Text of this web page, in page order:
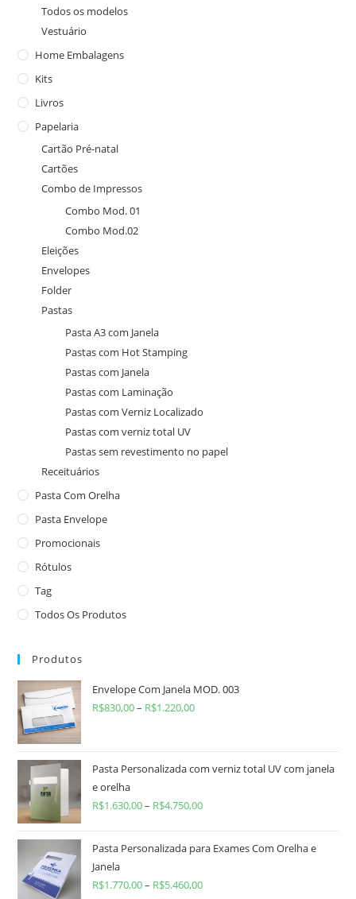
Todos os modelos
Vestuário
Home Embalagens
Kits
Livros
Papelaria
Cartão Pré-natal
Cartões
Combo de Impressos
Combo Mod. 01
Combo Mod.02
Eleições
Envelopes
Folder
Pastas
Pasta A3 com Janela
Pastas com Hot Stamping
Pastas com Janela
Pastas com Laminação
Pastas com Verniz Localizado
Pastas com verniz total UV
Pastas sem revestimento no papel
Receituários
Pasta Com Orelha
Pasta Envelope
Promocionais
Rótulos
Tag
Todos Os Produtos
Produtos
Envelope Com Janela MOD. 003
R$830,00– R$1.220,00
Pasta Personalizada com verniz total UV com janela
e orelha
R$1.630,00– R$4.750,00
Pasta Personalizada para Exames Com Orelha e
Janela
R$1.770,00– R$5.460,00